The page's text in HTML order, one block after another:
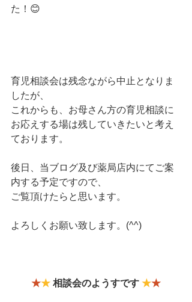
た！😊
育児相談会は残念ながら中止となりま
したが、
これからも、お母さん方の育児相談に
お応えする場は残していきたいと考え
ております。
後日、当ブログ及び薬局店内にてご案
内する予定ですので、
ご覧頂けたらと思います。
よろしくお願い致します。(^^)
★★ 相談会のようすです ★★